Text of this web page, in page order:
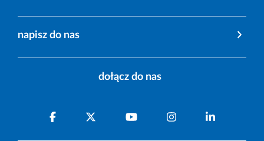
napisz do nas
dołącz do nas